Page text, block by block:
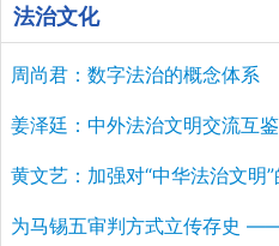
法治文化
周尚君：数字法治的概念体系
黄文艺：加强对“中华法治文明